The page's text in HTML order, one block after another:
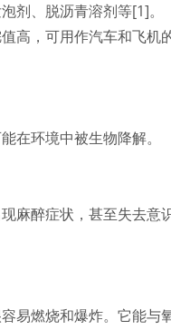
剂、脱沥青溶剂等[1]。
高，可用作汽车和飞机
在环境中被生物降解。
麻醉症状，甚至失去意
易燃烧和爆炸。它能